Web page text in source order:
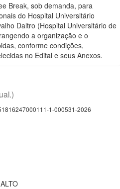
Break, sob demanda, para
do Hospital Universitário
Daltro (Hospital Universitário de
a organização e o
conforme condições,
no Edital e seus Anexos.
1-000531-2026